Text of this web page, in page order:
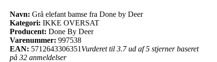
Navn: Grå elefant bamse fra Done by Deer
Kategori: IKKE OVERSAT
Producent: Done By Deer
Varenummer: 997538
EAN: 5712643306351 Vurderet til 3.7 ud af 5 stjerner baseret
på 32 anmeldelser